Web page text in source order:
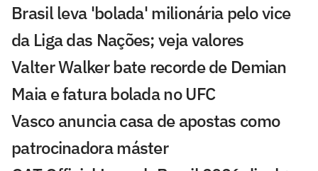
Brasil leva 'bolada' milionária pelo vice
da Liga das Nações; veja valores
Valter Walker bate recorde de Demian
Maia e fatura bolada no UFC
Vasco anuncia casa de apostas como
patrocinadora máster